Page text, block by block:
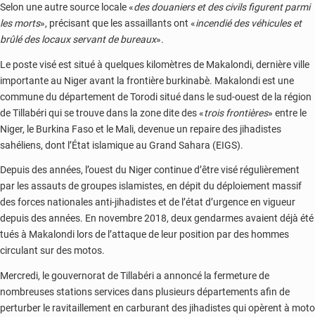
Selon une autre source locale «des douaniers et des civils figurent parmi
les morts», précisant que les assaillants ont «incendié des véhicules et
brûlé des locaux servant de bureaux».
Le poste visé est situé à quelques kilomètres de Makalondi, dernière ville
importante au Niger avant la frontière burkinabè. Makalondi est une
commune du département de Torodi situé dans le sud-ouest de la région
de Tillabéri qui se trouve dans la zone dite des «trois frontières» entre le
Niger, le Burkina Faso et le Mali, devenue un repaire des jihadistes
sahéliens, dont l’État islamique au Grand Sahara (EIGS).
Depuis des années, l’ouest du Niger continue d’être visé régulièrement
par les assauts de groupes islamistes, en dépit du déploiement massif
des forces nationales anti-jihadistes et de l’état d’urgence en vigueur
depuis des années. En novembre 2018, deux gendarmes avaient déjà été
tués à Makalondi lors de l’attaque de leur position par des hommes
circulant sur des motos.
Mercredi, le gouvernorat de Tillabéri a annoncé la fermeture de
nombreuses stations services dans plusieurs départements afin de
perturber le ravitaillement en carburant des jihadistes qui opèrent à moto